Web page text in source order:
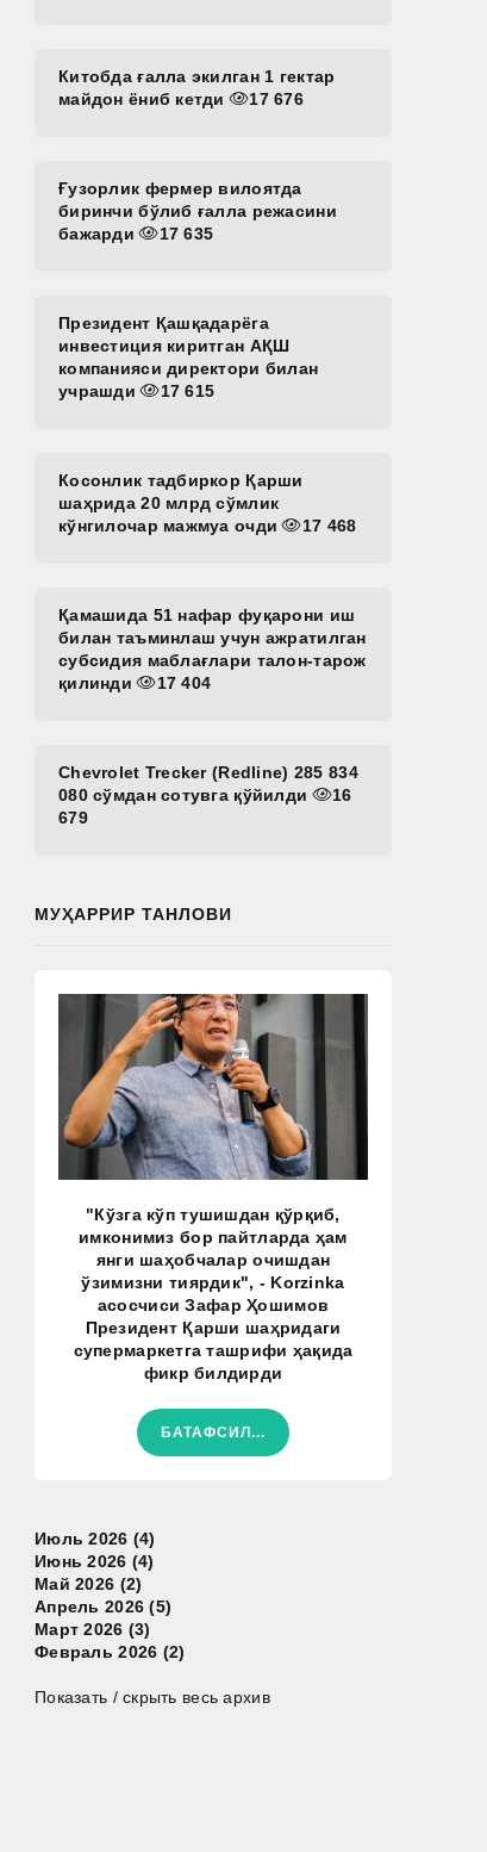
Китобда ғалла экилган 1 гектар
майдон ёниб кетди
17 676
Ғузорлик фермер вилоятда
биринчи бўлиб ғалла режасини
бажарди
17 635
Президент Қашқадарёга
инвестиция киритган АҚШ
компанияси директори билан
учрашди
17 615
Косонлик тадбиркор Қарши
шаҳрида 20 млрд сўмлик
кўнгилочар мажмуа очди
17 468
Қамашида 51 нафар фуқарони иш
билан таъминлаш учун ажратилган
субсидия маблағлари талон-тарож
қилинди
17 404
Chevrolet Trecker (Redline) 285 834
080 сўмдан сотувга қўйилди
16
679
МУҲАРРИР ТАНЛОВИ
"Кўзга кўп тушишдан қўрқиб,
имконимиз бор пайтларда ҳам
янги шаҳобчалар очишдан
ўзимизни тиярдик", - Korzinka
асосчиси Зафар Ҳошимов
Президент Қарши шаҳридаги
супермаркетга ташрифи ҳақида
фикр билдирди
БАТАФСИЛ...
Июль 2026 (4)
Июнь 2026 (4)
Май 2026 (2)
Апрель 2026 (5)
Март 2026 (3)
Февраль 2026 (2)
Показать / скрыть весь архив